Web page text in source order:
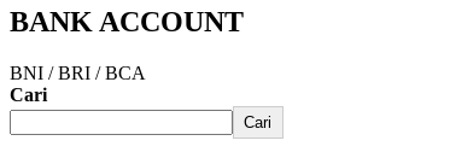
BANK ACCOUNT
BNI / BRI / BCA
Cari
Cari